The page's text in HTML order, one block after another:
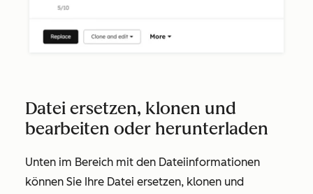
Datei ersetzen, klonen und
bearbeiten oder herunterladen
Unten im Bereich mit den Dateiinformationen
können Sie Ihre Datei ersetzen, klonen und